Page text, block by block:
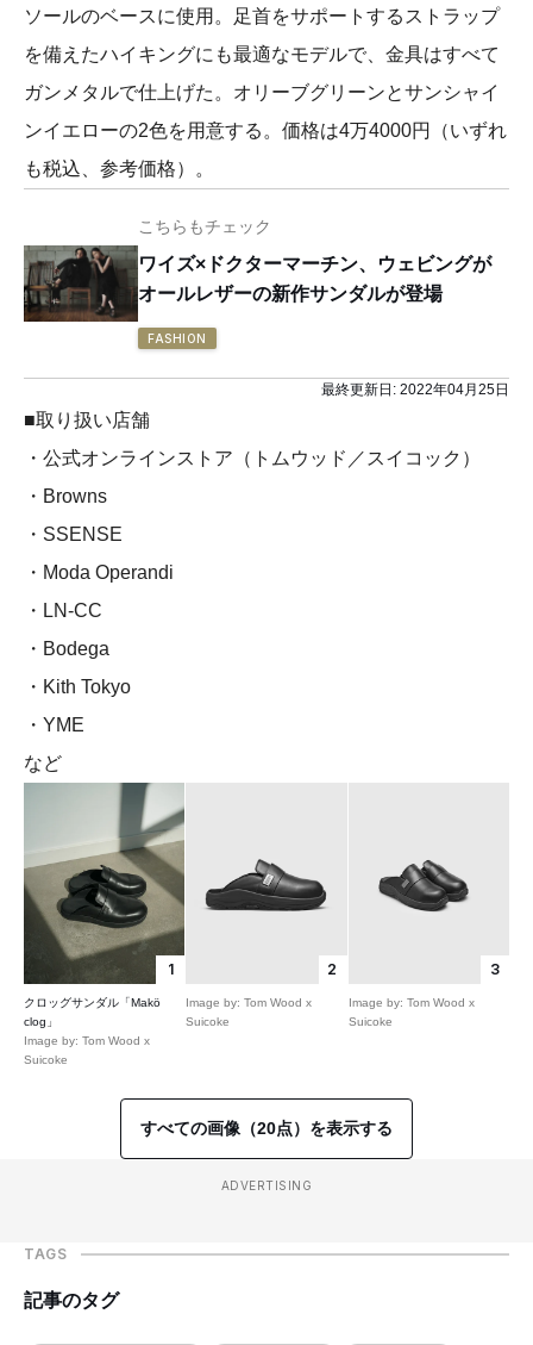
ソールのベースに使用。足首をサポートするストラップ
を備えたハイキングにも最適なモデルで、金具はすべて
ガンメタルで仕上げた。オリーブグリーンとサンシャイ
ンイエローの2色を用意する。価格は4万4000円（いずれ
も税込、参考価格）。
こちらもチェック
ワイズ×ドクターマーチン、ウェビングが
オールレザーの新作サンダルが登場
FASHION
最終更新日: 2022年04月25日
■取り扱い店舗
・公式オンラインストア（トムウッド／スイコック）
・Browns
・SSENSE
・Moda Operandi
・LN-CC
・Bodega
・Kith Tokyo
・YME
など
1
クロッグサンダル「Makö
clog」
Image by: Tom Wood x
Suicoke
2
Image by: Tom Wood x
Suicoke
3
Image by: Tom Wood x
Suicoke
すべての画像（20点）を表示する
ADVERTISING
TAGS
記事のタグ